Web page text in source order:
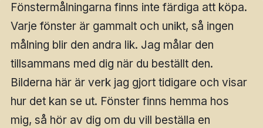
Fönstermålningarna finns inte färdiga att köpa.
Varje fönster är gammalt och unikt, så ingen
målning blir den andra lik. Jag målar den
tillsammans med dig när du beställt den.
Bilderna här är verk jag gjort tidigare och visar
hur det kan se ut. Fönster finns hemma hos
mig, så hör av dig om du vill beställa en